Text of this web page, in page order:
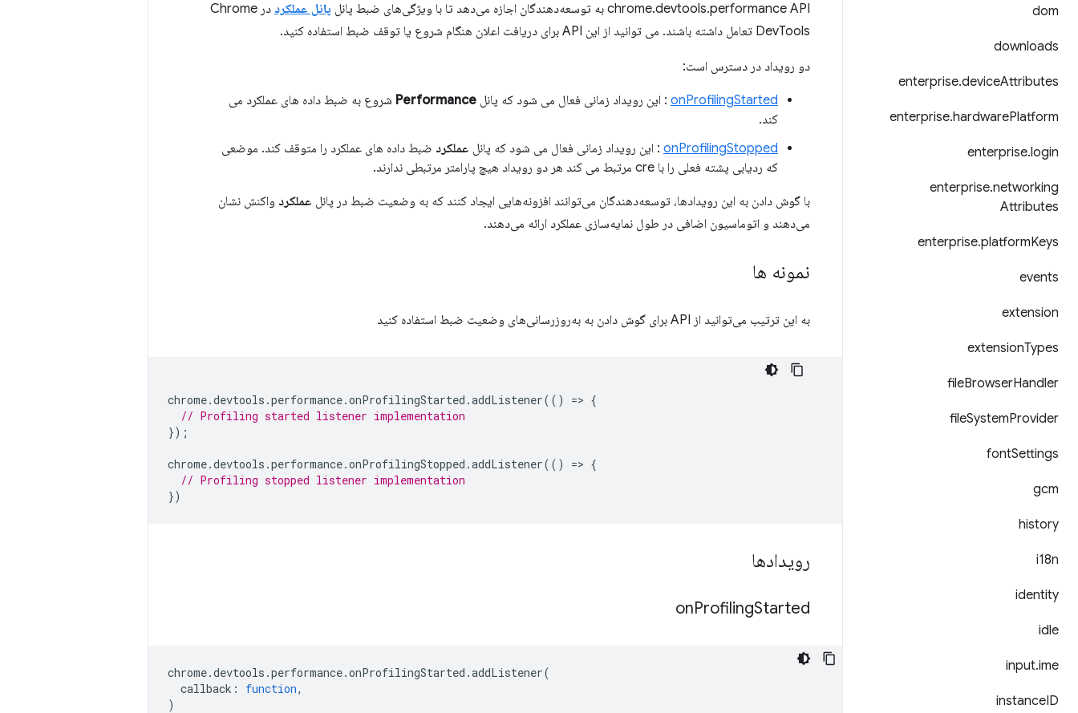
dom
downloads
enterprise.deviceAttributes
enterprise.hardwarePlatform
enterprise.login
enterprise.networking
Attributes
enterprise.platformKeys
events
extension
extensionTypes
fileBrowserHandler
fileSystemProvider
fontSettings
gcm
history
i18n
identity
idle
input.ime
instanceID
chrome.devtools.performance API به توسعه‌دهندگان اجازه می‌دهد تا با ویژگی‌های ضبط پانل پانل عملکرد
در Chrome
DevTools تعامل داشته باشند. می توانید از این API برای دریافت اعلان هنگام شروع یا توقف ضبط استفاده کنید.
دو رویداد در دسترس است:
onProfilingStarted : این رویداد زمانی فعال می شود که پانل Performance شروع به ضبط داده های عملکرد می
کند.
onProfilingStopped : این رویداد زمانی فعال می شود که پانل عملکرد ضبط داده های عملکرد را متوقف کند. موضعی
که ردیابی پشته فعلی را با cre مرتبط می کند هر دو رویداد هیچ پارامتر مرتبطی ندارند.
با گوش دادن به این رویدادها، توسعه‌دهندگان می‌توانند افزونه‌هایی ایجاد کنند که به وضعیت ضبط در پانل عملکرد واکنش نشان
می‌دهند و اتوماسیون اضافی در طول نمایه‌سازی عملکرد ارائه می‌دهند.
نمونه ها
به این ترتیب می‌توانید از API برای گوش دادن به به‌روزرسانی‌های وضعیت ضبط استفاده کنید
chrome.devtools .performance.onProfilingStarted .addListener(() => {
// Profiling started listener implementation
});
chrome.devtools .performance.onProfilingStopped .addListener(() => {
// Profiling stopped listener implementation
})
رویدادها
onProfilingStarted
chrome.devtools .performance.onProfilingStarted .addListener(
callback : function,
)